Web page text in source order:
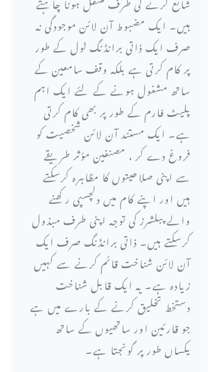
ہیں۔ ایک مضبوط آن لائن موجودگی نہ
صرف ایک ذاتی برانڈنگ ٹول کے طور
پر کام کرتی ہے بلکہ وقف سامعین کے
ساتھ مشغول ہونے کے لئے ایک اہم
پلیٹ فارم کے طور پر بھی کام کرتی
ہے۔ ایک مستند آن لائن شخصیت کو
فروغ دے کر ، مصنفین مؤثر طریقے
سے اپنی صلاحیتوں کا مظاہرہ کرسکتے
ہیں اور اپنے کام میں دلچسپی رکھنے
والے پبلشرز کی توجہ اپنی طرف مبذول
کرسکتے ہیں۔ ذاتی برانڈنگ صرف ایک
آن لائن شناخت قائم کرنے سے کہیں
زیادہ ہے۔ یہ ایک قابل شناخت
دستخط تخلیق کرنے کے بارے میں ہے
جو قارئین اور ساتھیوں کے ساتھ
یکساں طور پر گونجتا ہے۔